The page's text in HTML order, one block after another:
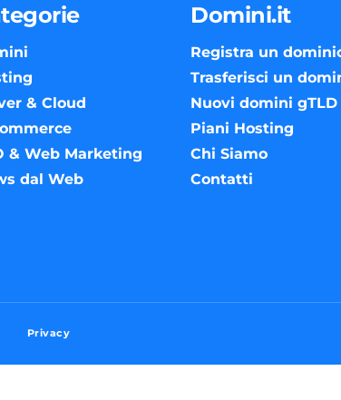
& Cloud
& Web Marketing
dal Web
Domini.it
Registra un
Trasferisci un
Nuovi domini gTLD
Piani Hosting
Chi Siamo
Contatti
Privacy